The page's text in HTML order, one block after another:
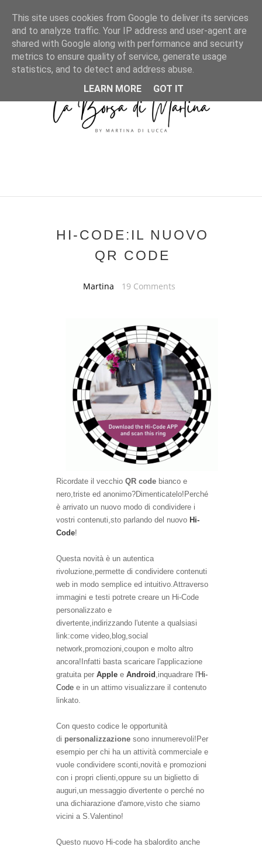
MENU
HI-CODE:IL NUOVO
QR CODE
Martina 19 Comments
Ricordate il vecchio QR code bianco e
nero,triste ed anonimo?Dimenticatelo!Perché
è arrivato un nuovo modo di condividere i
vostri contenuti,sto parlando del nuovo Hi-
Code!
Questa novità è un autentica
rivoluzione,permette di condividere contenuti
web in modo semplice ed intuitivo. Attraverso
immagini e testi potrete creare un Hi-Code
personalizzato e
divertente,indirizzando l'utente a qualsiasi
link:come video,blog,social
network,promozioni,coupon e molto altro
ancora!Infatti basta scaricare l'applicazione
gratuita per Apple e Android ,inquadrare l'Hi-
Code e in un attimo visualizzare il contenuto
linkato.
Con questo codice le opportunità
di personalizzazione sono innumerevoli!Per
esempio per chi ha un attività commerciale e
vuole condividere sconti,novità e promozioni
con i propri clienti,oppure su un biglietto di
auguri,un messaggio divertente o perché no
una dichiarazione d'amore,visto che siamo
vicini a S.Valentino!
Questo nuovo Hi-code ha sbalordito anche
This site uses cookies from Google to deliver its services
and to analyze traffic. Your IP address and user-agent are
shared with Google along with performance and security
metrics to ensure quality of service, generate usage
statistics, and to detect and address abuse.
LEARN MORE
GOT IT